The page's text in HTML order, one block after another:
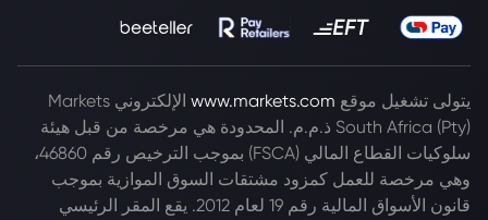
يتولى تشغيل موقع www.markets.com
الإلكتروني Markets
South Africa (Pty) ذ.م.م. المحدودة هي مرخصة من قبل هيئة
سلوكيات القطاع المالي (FSCA) بموجب الترخيص رقم 46860،
وهي مرخصة للعمل كمزود مشتقات السوق الموازية بموجب
قانون الأسواق المالية رقم 19 لعام 2012. يقع المقر الرئيسي